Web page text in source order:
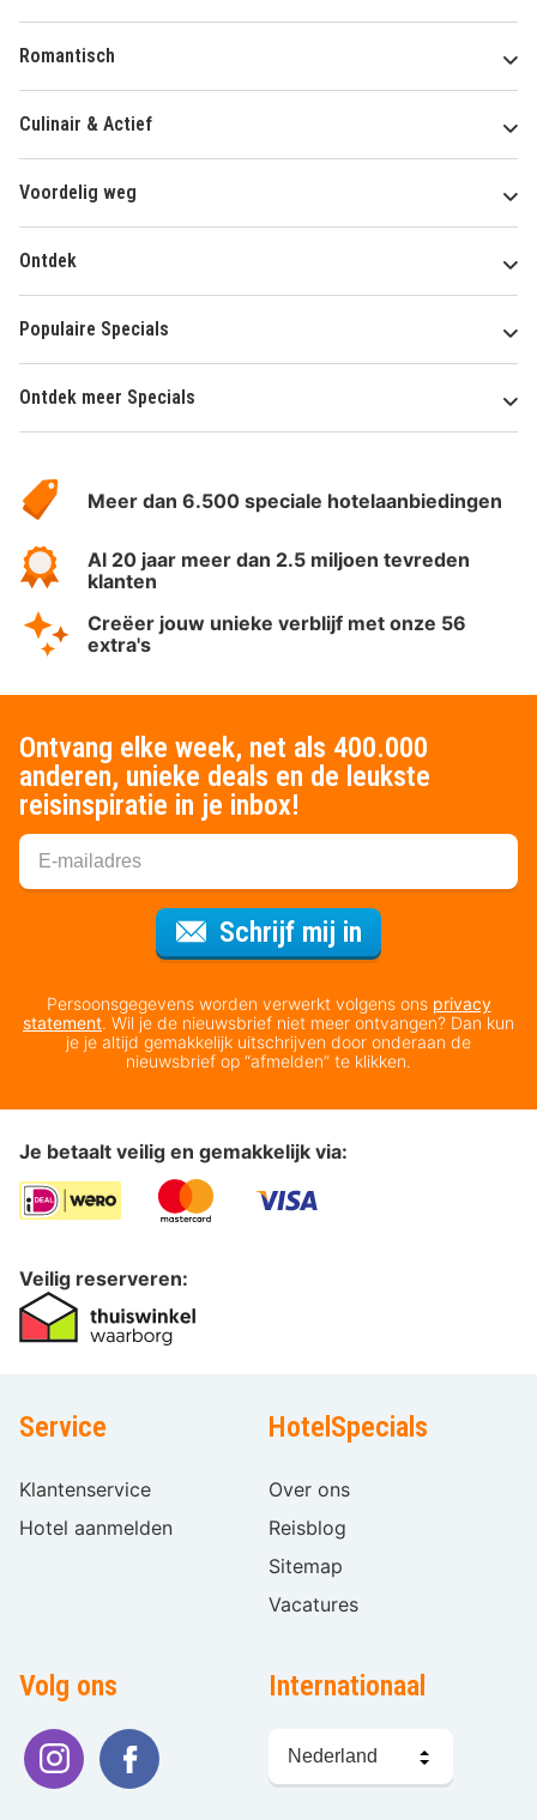
Romantisch
Culinair & Actief
Voordelig weg
Ontdek
Populaire Specials
Ontdek meer Specials
HotelSpecials
Meer dan 6.500 speciale hotelaanbiedingen
Al 20 jaar meer dan 2.5 miljoen tevreden
klanten
Creëer jouw unieke verblijf met onze 56
extra's
Ontvang elke week, net als 400.000
anderen, unieke deals en de leukste
reisinspiratie in je inbox!
Schrijf mij in
Persoonsgegevens worden verwerkt volgens ons privacy
statement. Wil je de nieuwsbrief niet meer ontvangen? Dan kun
je je altijd gemakkelijk uitschrijven door onderaan de
nieuwsbrief op “afmelden” te klikken.
Je betaalt veilig en gemakkelijk via:
Veilig reserveren:
Service
Klantenservice
Hotel aanmelden
HotelSpecials
Over ons
Reisblog
Sitemap
Vacatures
Volg ons Internationaal
kiezen